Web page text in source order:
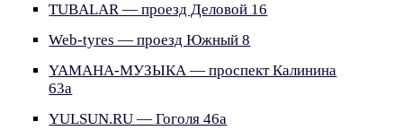
TUBALAR — проезд Деловой 16
Web-tyres — проезд Южный 8
YAMAHA-МУЗЫКА — проспект Калинина
63а
YULSUN.RU — Гоголя 46а